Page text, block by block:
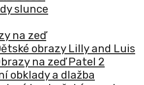
slunce
na zeď
obrazy Lilly and Luis
na zeď Patel 2
obklady a dlažba